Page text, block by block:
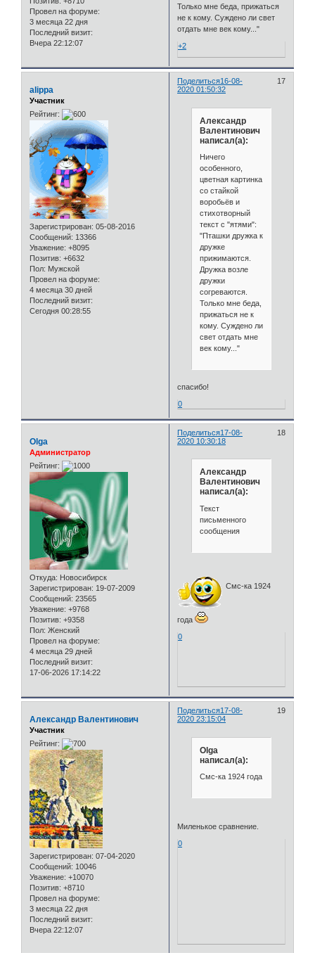
Провел на форуме:
3 месяца 22 дня
Последний визит:
Вчера 22:12:07
Только мне беда, прижаться
не к кому. Суждено ли свет
отдать мне век кому..."
+2
Поделиться 17
16-08-
2020 01:50:32
alippa
Участник
Рейтинг:
Зарегистрирован: 05-08-2016
Сообщений: 13366
Уважение: +8095
Позитив: +6632
Пол: Мужской
Провел на форуме:
4 месяца 30 дней
Последний визит:
Сегодня 00:28:55
Александр
Валентинович
написал(а):
Ничего
особенного,
цветная картинка
со стайкой
воробьёв и
стихотворный
текст с "ятями":
"Пташки дружка к
дружке
прижимаются.
Дружка возле
дружки
согреваются.
Только мне беда,
прижаться не к
кому. Суждено ли
свет отдать мне
век кому..."
спасибо!
0
Поделиться 18
17-08-
2020 10:30:18
Olga
Администратор
Рейтинг:
Откуда: Новосибирск
Зарегистрирован: 19-07-2009
Сообщений: 23565
Уважение: +9768
Позитив: +9358
Пол: Женский
Провел на форуме:
4 месяца 29 дней
Последний визит:
17-06-2026 17:14:22
Александр
Валентинович
написал(а):
Текст
письменного
сообщения
Смс-ка 1924
года
0
Поделиться 19
17-08-
2020 23:15:04
Александр Валентинович
Участник
Рейтинг:
Зарегистрирован: 07-04-2020
Сообщений: 10046
Уважение: +10070
Позитив: +8710
Провел на форуме:
3 месяца 22 дня
Последний визит:
Вчера 22:12:07
Olga
написал(а):
Смс-ка 1924 года
Миленькое сравнение.
0